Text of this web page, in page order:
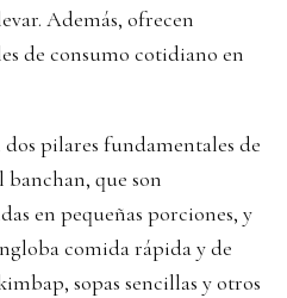
Además, ofrecen
de consumo cotidiano en
pilares fundamentales de
banchan, que son
en pequeñas porciones, y
comida rápida y de
sopas sencillas y otros